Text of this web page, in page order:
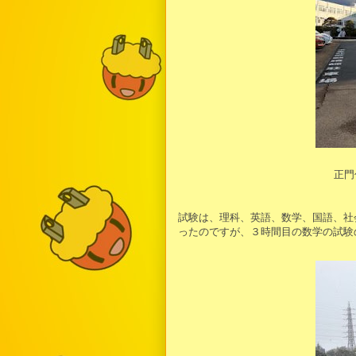
正
試験は、理科、英語、数学、国語、
ったのですが、３時間目の数学の試